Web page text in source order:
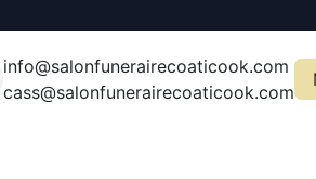
info@salonfunerairecoaticook.com
cass@salonfunerairecoaticook.com